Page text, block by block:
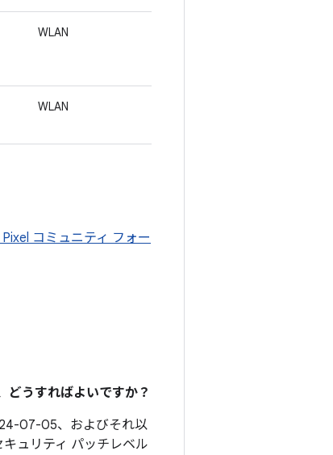
WLAN
WLAN
コミュニティ フォー
どうすればよいですか？
07-05、およびそれ以
ュリティ パッチレベル